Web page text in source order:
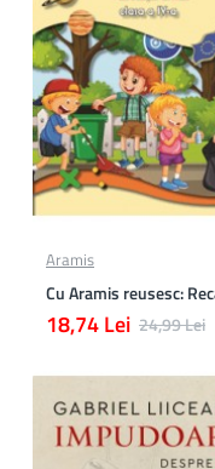
Aramis
18,74 Lei 24,99 Lei